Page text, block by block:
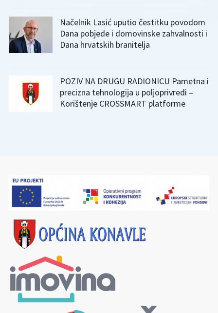
Načelnik Lasić uputio čestitku povodom
Dana pobjede i domovinske zahvalnosti i
Dana hrvatskih branitelja
POZIV NA DRUGU RADIONICU Pametna i
precizna tehnologija u poljoprivredi –
Korištenje CROSSMART platforme